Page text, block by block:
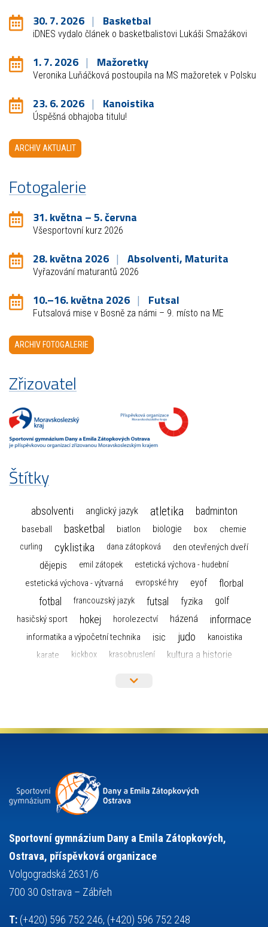
30. 7. 2026 Basketbal
iDNES vydalo článek o basketbalistovi Lukáši Smažákovi
1. 7. 2026 Mažoretky
Veronika Luňáčková postoupila na MS mažoretek v Polsku
23. 6. 2026 Kanoistika
Úspěšná obhajoba titulu!
ARCHIV AKTUALIT
Fotogalerie
31. května – 5. června
Všesportovní kurz 2026
28. května 2026 Absolventi, Maturita
Vyřazování maturantů 2026
10.–16. května 2026 Futsal
Futsalová mise v Bosně za námi – 9. místo na ME
ARCHIV FOTOGALERIE
Zřizovatel
Štítky
absolventi anglický jazyk atletika badminton
baseball basketbal biatlon biologie box chemie
curling cyklistika dana zátopková den otevřených dveří
dějepis emil zátopek estetická výchova - hudební
estetická výchova - výtvarná evropské hry eyof florbal
fotbal francouzský jazyk futsal fyzika golf
hasičský sport hokej horolezectví házená informace
informatika a výpočetní technika isic judo
kanoistika
karate
kickbox krasobruslení
kultura a historie
olympiáda dětí a mládeže organizace plavání
snowboarding
sportovní gymnastika sportovní lezení
stolní tenis střelba
teorie sportovní přípravy
tělesná výchova
událost
volejbal
vybavení vysvědčení vzpírání
výuka všesportovní výcvikový kurz
základy společenských věd
Sportovní gymnázium Dany a Emila Zátopkových,
Ostrava, příspěvková organizace
Volgogradská 2631/6
700 30 Ostrava – Zábřeh
T: (+420) 596 752 246, (+420) 596 752 248